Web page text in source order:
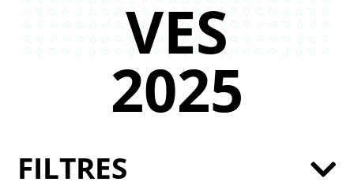
VES
2025
FILTRES